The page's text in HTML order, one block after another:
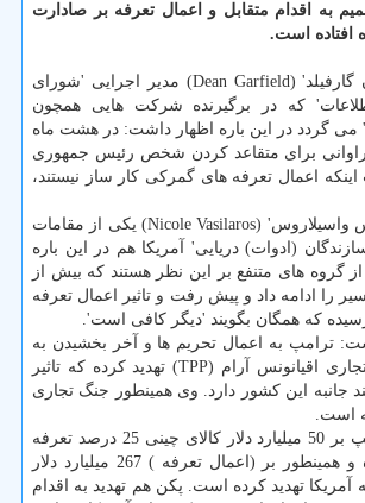
به اقدام متقابل و اعمال تعرفه بر صادارت
افتاده است.
بنابراین گزارش 'دن گارفیلد' (Dean Garfield) مدیر اجرایی 'شورای
كه در برگیرنده شركت هایی همچون
می گردد در این باره اظهار داشت: در هشت ماه
برای متقاعد كردن شخص رئیس جمهوری
اعمال تعرفه های گمركی كار ساز نیستند،
در همین حال 'نیكلاس واسیلاروس' (Nicole Vasilaros) یكی از مقامات
(ادوات) دریایی' آمریكا هم در این باره
گروه های متنفع بر این نظر هستند كه بیش از
را ادامه داد و پیش رفت و تاثیر اعمال تعرفه
رسیده كه همگان بگویند 'دیگر كافی است'.
ترامپ به اعمال تحریم ها و آخر بخشیدن به
مشاركت در پیمان تجاری اقیانونس آرام (TPP) تهدید كرده كه تاثیر
جانبه این كشور دارد. وی همینطور جنگ تجاری
است.
رویترز نوشت: ترامپ بر 50 میلیارد دلار كالای چینی 25 درصد تعرفه
گمركی اعمال كرده و همینطور بر (اعمال تعرفه ) 267 میلیارد دلار
تهدید كرده است. پكن هم تهدید به اقدام